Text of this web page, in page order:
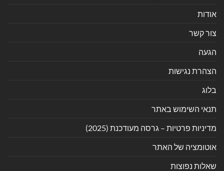
אודות
צור קשר
הגעה
הצהרת נגישות
בלוג
תנאי השימוש באתר
מדיניות פרטיות – גרסה מעודכנת (2025)
אוטומציה של האתר
שאלות נפוצות